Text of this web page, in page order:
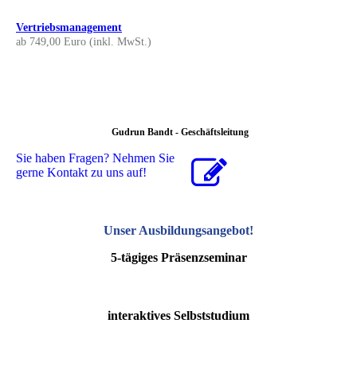
Vertriebsmanagement
ab 749,00 Euro (inkl. MwSt.)
Gudrun Bandt - Geschäftsleitung
Sie haben Fragen? Nehmen Sie
gerne Kontakt zu uns auf!
Unser Ausbildungsangebot!
5-tägiges Präsenzseminar
interaktives Selbststudium